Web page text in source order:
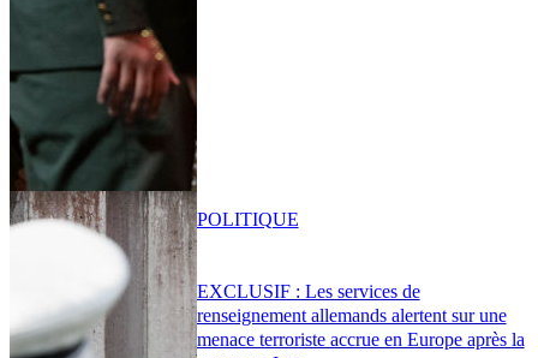
EXCLUSIF : Les services de
renseignement allemands alertent sur une
menace terroriste accrue en Europe après la
POLITIQUE